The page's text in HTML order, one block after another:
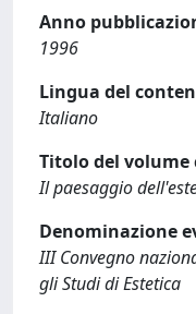
Anno
1996
Lingua del
Italiano
Titolo del
Il paesaggio
Denominazione
III Convegno
gli Studi di Estetica